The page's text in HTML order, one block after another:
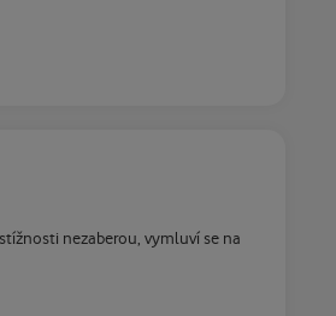
nezaberou, vymluví se na